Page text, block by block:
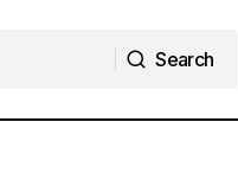
Search